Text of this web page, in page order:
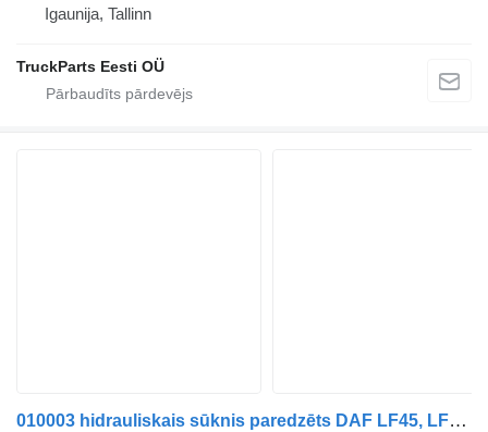
Igaunija, Tallinn
TruckParts Eesti OÜ
010003 hidrauliskais sūknis paredzēts DAF LF45, LF55, LF180, CF65, CF75, CF85 (2001-) vilcēja